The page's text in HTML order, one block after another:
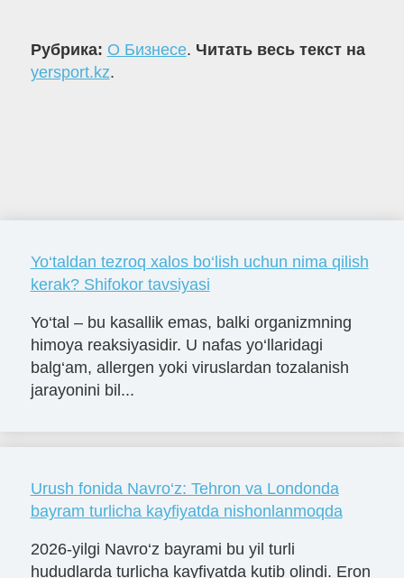
Рубрика: О Бизнесе. Читать весь текст на
yersport.kz.
Yo‘taldan tezroq xalos bo‘lish uchun nima qilish
kerak? Shifokor tavsiyasi
Yo‘tal – bu kasallik emas, balki organizmning
himoya reaksiyasidir. U nafas yo‘llaridagi
balg‘am, allergen yoki viruslardan tozalanish
jarayonini bil...
Urush fonida Navro‘z: Tehron va Londonda
bayram turlicha kayfiyatda nishonlanmoqda
2026-yilgi Navro‘z bayrami bu yil turli
hududlarda turlicha kayfiyatda kutib olindi. Eron